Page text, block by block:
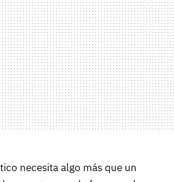
necesita algo más que un